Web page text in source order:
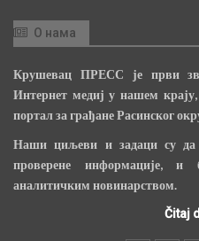
О нама
Крушевац ПРЕСС је први
Интернет медиј у нашем
портал за грађане Расинског
Наши циљеви и задаци су да
проверене информације,
аналитичким новинарством.
Čitaj